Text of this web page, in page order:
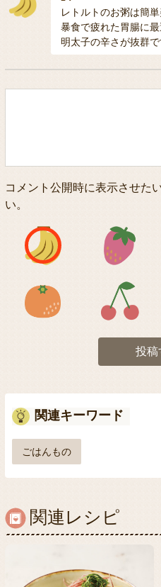
レトルトのお粥は簡
暴食で疲れた胃腸に
明太子の辛さが抜群で
コメント公開時に表示させた
い。
アイコン1
アイコン5
投稿
関連キーワード
ごはんもの
関連レシピ